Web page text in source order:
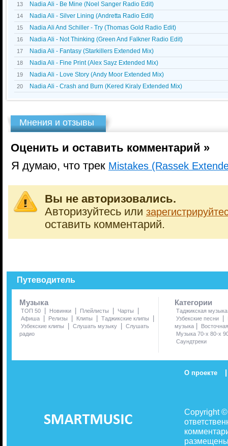
13 Nadia Ali - Be Mine (Noel Sanger Radio Edit)
14 Nadia Ali - Silver Lining (Andretta Radio Edit)
15 Nadia Ali And Schiller - Try (Thomas Gold Radio Edit)
16 Nadia Ali - Not Thinking (Green And Falkner Radio Edit)
17 Nadia Ali - Fantasy (Starkillers Extended Mix)
18 Nadia Ali - Fine Print (Alex Sayz Extended Mix)
19 Nadia Ali - Love Story (Andy Moor Extended Mix)
20 Nadia Ali - Crash and Burn (Kered Kiraly Extended Mix)
Мнения и отзывы
Оценить и оставить комментарий »
Я думаю, что трек Mistakes (Rassek
Вы не авторизовались.
Авторизуйтесь или
оставить комментарий.
Путеводитель
Музыка
ТОП 50 | Новинки | Плейлисты | Чарты |
Афиша | Релизы | Клипы | Таджикские клипы |
Узбекские клипы | Слушать музыку | Слушать
радио
Категории
Таджикская музыка
Узбекские песни
|
музыка |
Музыка 70-х 80-х
Саундтреки
О проекте |
Copyright
размещены